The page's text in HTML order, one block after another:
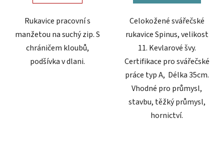
Rukavice pracovní s
manžetou na suchý zip. S
chráničem kloubů,
podšívka v dlani.
Celokožené svářečské
rukavice Spinus, velikost
11. Kevlarové švy.
Certifikace pro svářečské
práce typ A, Délka 35cm.
Vhodné pro průmysl,
stavbu, těžký průmysl,
hornictví.